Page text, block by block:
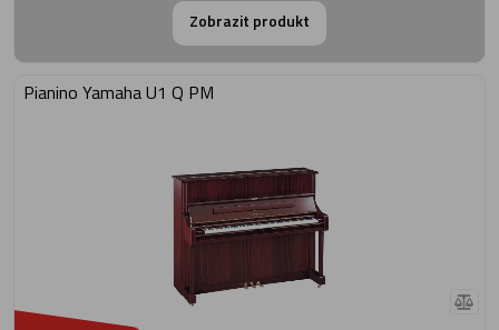
Zobrazit produkt
Pianino Yamaha U1 Q PM